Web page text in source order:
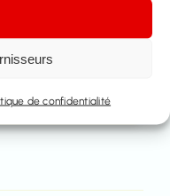
de confidentialité